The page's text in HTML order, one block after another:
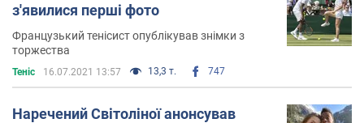
з'явилися перші фото
Французький тенісист опублікував знімки з
торжества
Теніс 16.07.2021 13:57 13,3 т. 747
Наречений Світоліної анонсував